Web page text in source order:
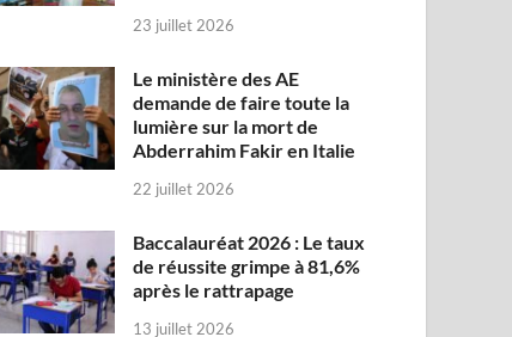
23 juillet 2026
Le ministère des AE
demande de faire toute la
lumière sur la mort de
Abderrahim Fakir en Italie
22 juillet 2026
Baccalauréat 2026 : Le taux
de réussite grimpe à 81,6%
après le rattrapage
13 juillet 2026